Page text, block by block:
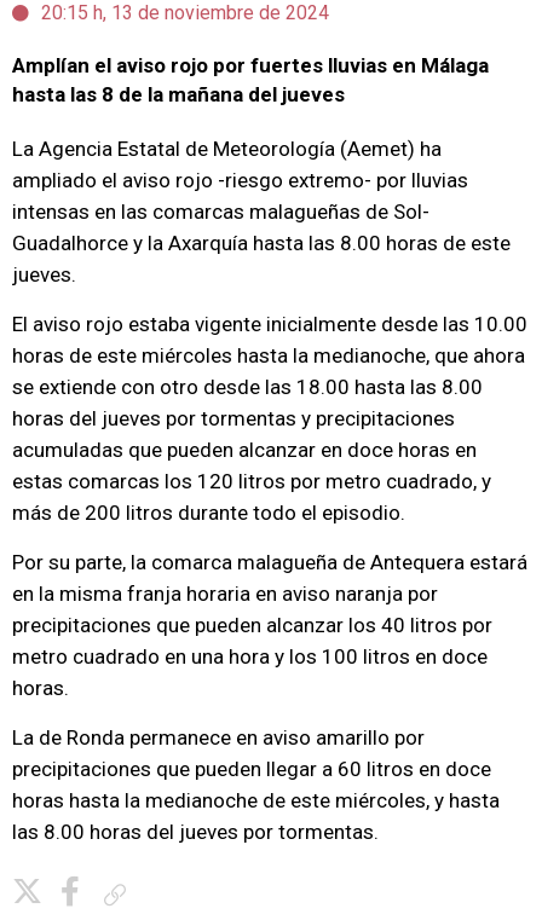
20:15 h, 13 de noviembre de 2024
Amplían el aviso rojo por fuertes lluvias en Málaga
hasta las 8 de la mañana del jueves
La Agencia Estatal de Meteorología (Aemet) ha
ampliado el aviso rojo -riesgo extremo- por lluvias
intensas en las comarcas malagueñas de Sol-
Guadalhorce y la Axarquía hasta las 8.00 horas de este
jueves.
El aviso rojo estaba vigente inicialmente desde las 10.00
horas de este miércoles hasta la medianoche, que ahora
se extiende con otro desde las 18.00 hasta las 8.00
horas del jueves por tormentas y precipitaciones
acumuladas que pueden alcanzar en doce horas en
estas comarcas los 120 litros por metro cuadrado, y
más de 200 litros durante todo el episodio.
Por su parte, la comarca malagueña de Antequera estará
en la misma franja horaria en aviso naranja por
precipitaciones que pueden alcanzar los 40 litros por
metro cuadrado en una hora y los 100 litros en doce
horas.
La de Ronda permanece en aviso amarillo por
precipitaciones que pueden llegar a 60 litros en doce
horas hasta la medianoche de este miércoles, y hasta
las 8.00 horas del jueves por tormentas.